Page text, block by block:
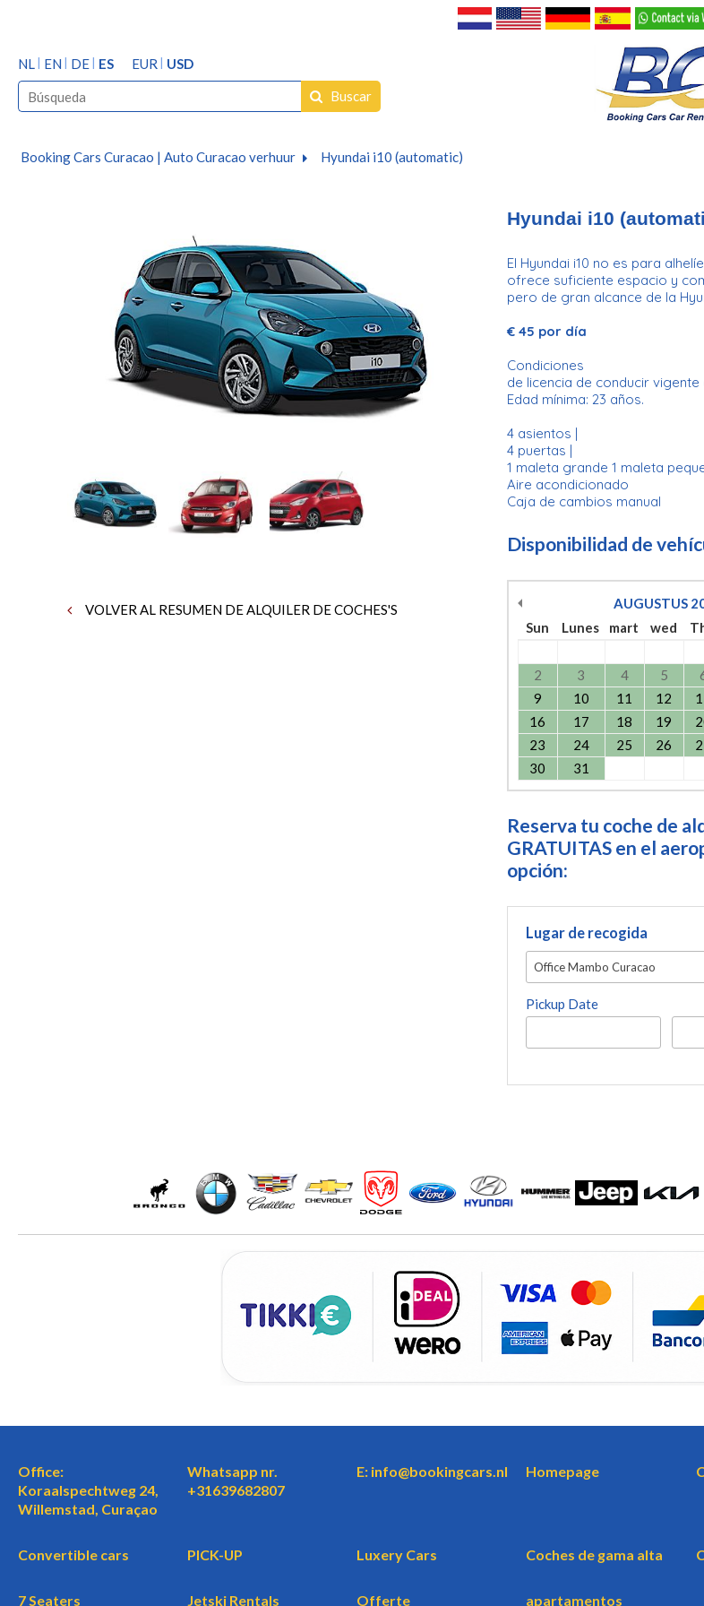
NL EN DE ES EUR
USD
Buscar
Booking Cars Curacao | Auto Curacao verhuur Hyundai i10 (automatic)
VOLVER AL RESUMEN DE ALQUILER DE COCHES'S
Hyundai i10
El Hyundai i10 no es para
ofrece suficiente espacio y
pero de gran alcance de la
€ 45 por día
Condiciones
de licencia de conducir
Edad mínima: 23 años.
4 asientos |
4 puertas |
1 maleta grande 1 maleta
Aire acondicionado
Caja de cambios manual
Disponibilidad de
AUGUSTUS
Sun
Lunes mart wed
2
3 4 5
9
10 11 12
16
17 18 19
23
24 25 26
30
31
Reserva tu coche de
GRATUITAS en el
opción:
Lugar de recogida
Office Mambo Curacao
Pickup Date
Office:
Koraalspechtweg 24,
Willemstad, Curaçao
Whatsapp nr.
+31639682807
E: info@bookingcars.nl Homepage
Convertible cars PICK-UP Luxery Cars Coches de gama alta
7 Seaters Jetski Rentals Offerte apartamentos